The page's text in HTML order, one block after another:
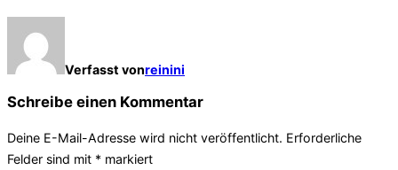
Verfasst vonreinini
Schreibe einen Kommentar
Deine E-Mail-Adresse wird nicht veröffentlicht. Erforderliche
Felder sind mit * markiert